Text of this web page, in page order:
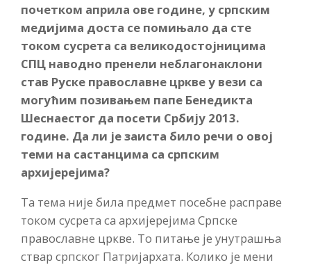
почетком априла ове године, у српским
медијима доста се помињало да сте
током сусрета са великодостојницима
СПЦ наводно пренели неблагонаклони
став Руске православне цркве у вези са
могућим позивањем папе Бенедикта
Шеснаестог да посети Србију 2013.
године. Да ли је заиста било речи о овој
теми на састанцима са српским
архијерејима?
Та тема није била предмет посебне расправе
током сусрета са архијерејима Српске
православне цркве. То питање је унутрашња
ствар српског Патријархата. Колико је мени